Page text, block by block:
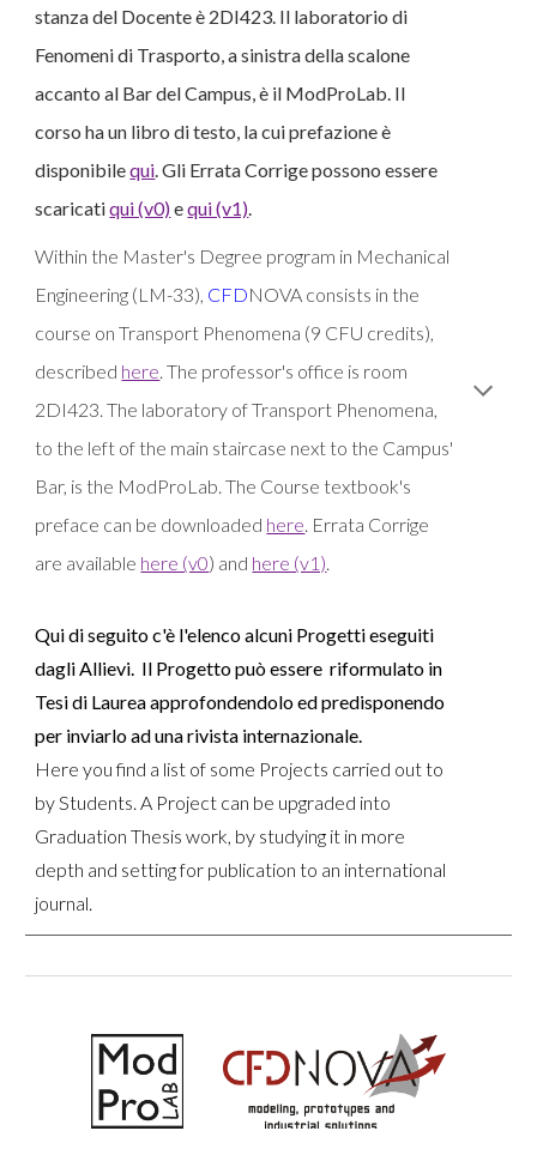
stanza del Docente è 2DI423. Il laboratorio di
Fenomeni di Trasporto, a sinistra della scalone
accanto al Bar del Campus, è il ModProLab. Il
corso ha un libro di testo, la cui prefazione è
disponibilequi. Gli Errata Corrige possono essere
scaricatiqui (v0)equi (v1).
Within the Master's Degree program in Mechanical
Engineering (LM-33), CFDNOVA consists in the
course on Transport Phenomena (9 CFU credits),
described here. The professor's office is room
2DI423. The laboratory of Transport Phenomena,
to the left of the main staircase next to the Campus'
Bar, is the ModProLab.The Course textbook's
preface can be downloaded here. Errata Corrige
are available here (v0) and here (v1).
Qui di seguito c'è l'elenco alcuni Progetti eseguiti
dagli Allievi. Il Progetto può essere riformulato in
Tesi di Laurea approfondendolo ed predisponendo
per inviarlo ad una rivista internazionale.
Here you find a list of some Projects carried out to
by Students. A Project can be upgraded into
Graduation Thesis work, by studying it in more
depth and setting for publication to an international
journal.